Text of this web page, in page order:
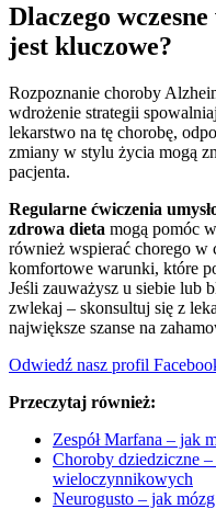
Dlaczego
jest kluczowe?
Rozpoznanie choroby
wdrożenie strategii
lekarstwo na tę chorobę,
zmiany w stylu życia mogą
pacjenta.
Regularne ćwiczenia
zdrowa dieta mogą pomóc
również wspierać chorego w
komfortowe warunki, które
Jeśli zauważysz u siebie lub
zwlekaj – skonsultuj się z
największe szanse na
Odwiedź nasz profil
Przeczytaj również:
Zespół Marfana – jak
Choroby dziedziczne
wieloczynnikowych
Neurogusto – jak